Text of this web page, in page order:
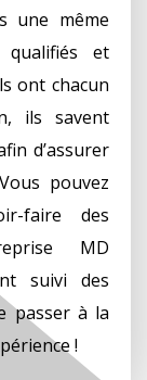
une même
qualifiés et
ont chacun
ils savent
d’assurer
pouvez
faire des
MD
suivi des
passer à la
!